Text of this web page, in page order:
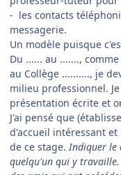
- les contacts
messagerie.
Un modèle puisque
Du ...... au .......,
au Collège .........., je
milieu professionnel.
présentation écrite et
J'ai pensé que
d'accueil intéressant
de ce stage. Indiquer le
quelqu'un qui y travaille.